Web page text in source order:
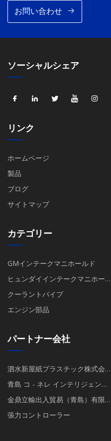
お問い合わせ
ソーシャルシェア
リンク
ホームページ
製品
ブログ
サイトマップ
カテゴリー
GMインテークマニホールド
ヒュンダイインテークマニホー
ルド
クーラントパイプ
エンジン部品
パートナー会社
泗水新屋紙プラスチック株式会
社
青島 コ - ネレ インテリジェント
装備 テクノロジー 株式会社 株式
金鼎立輸出入貿易（青島）有限
公司
張力コントローラー